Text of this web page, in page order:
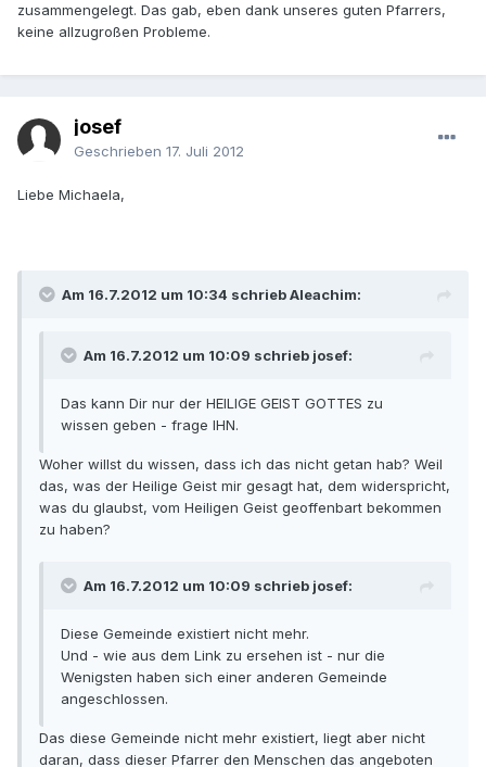
zusammengelegt. Das gab, eben dank unseres guten Pfarrers,
keine allzugroßen Probleme.
josef
Geschrieben 17. Juli 2012
Liebe Michaela,
Am 16.7.2012 um 10:34 schrieb Aleachim:
Am 16.7.2012 um 10:09 schrieb josef:
Das kann Dir nur der HEILIGE GEIST GOTTES zu
wissen geben - frage IHN.
Woher willst du wissen, dass ich das nicht getan hab? Weil
das, was der Heilige Geist mir gesagt hat, dem widerspricht,
was du glaubst, vom Heiligen Geist geoffenbart bekommen
zu haben?
Am 16.7.2012 um 10:09 schrieb josef:
Diese Gemeinde existiert nicht mehr.
Und - wie aus dem Link zu ersehen ist - nur die
Wenigsten haben sich einer anderen Gemeinde
angeschlossen.
Das diese Gemeinde nicht mehr existiert, liegt aber nicht
daran, dass dieser Pfarrer den Menschen das angeboten